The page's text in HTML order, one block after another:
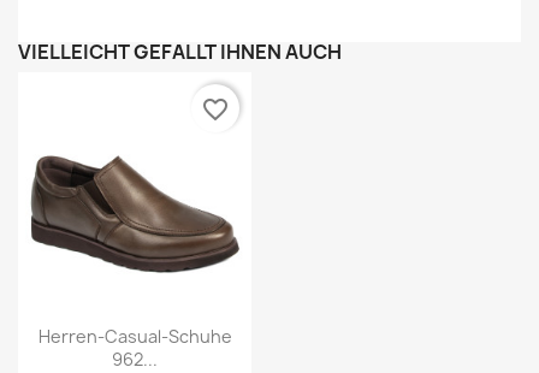
VIELLEICHT GEFÄLLT IHNEN AUCH
Herren-Casual-Schuhe
962...
favorite_border